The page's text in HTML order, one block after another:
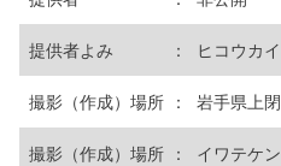
提供者よみ ： ヒコウカイ
撮影（作成）場所 ： 岩手県上
撮影（作成）場所
：
イワテケ